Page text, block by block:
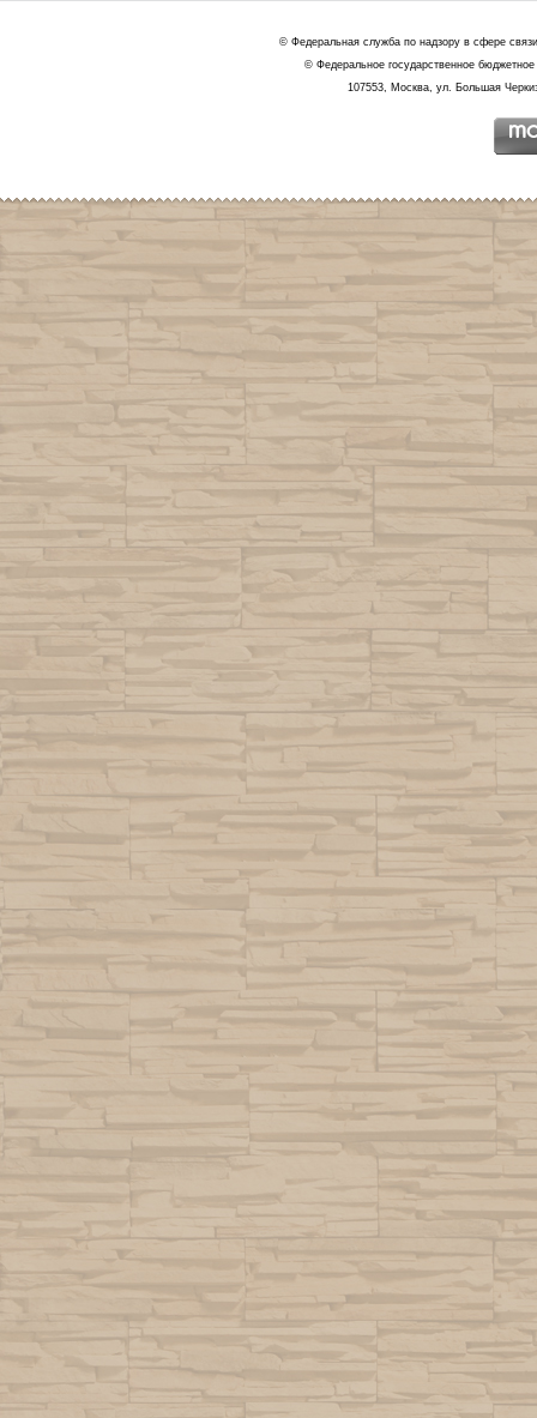
© Федеральная служба по надзору в сфере
© Федеральное государственное
107553, Москва, ул. Большая